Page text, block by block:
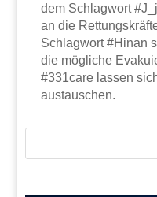
dem Schlagwort
an die
Schlagwort #Hinan
die mögliche
#331care lassen
austauschen.